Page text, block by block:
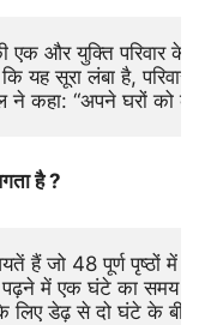
एक और युक्ति परिवार के
यह सूरा लंबा है,
कहा: “अपने घरों को
है ?
हैं जो 48 पूर्ण पृष्ठों में
पढ़ने में एक घंटे का समय
लिए डेढ़ से दो घंटे के बीच